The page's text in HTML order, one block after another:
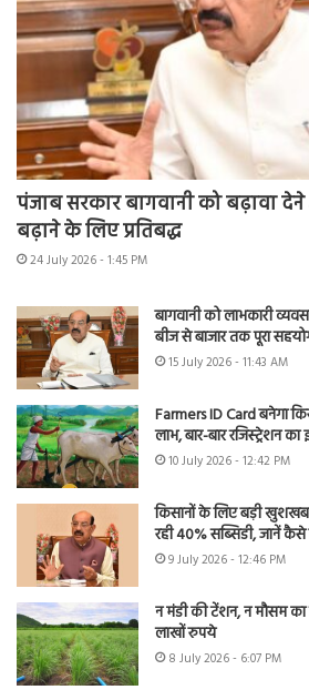
पंजाब सरकार बागवानी को बढ़ावा
बढ़ाने के लिए प्रतिबद्ध
24 July 2026 - 1:45 PM
बागवानी को लाभकारी
बीज से बाजार तक पूरा
15 July 2026 - 11:43 AM
Farmers ID Card बनेगा
लाभ, बार-बार रजिस्ट्रेशन
10 July 2026 - 12:42 PM
किसानों के लिए बड़ी
रही 40% सब्सिडी, जानें
9 July 2026 - 12:46 PM
न मंडी की टेंशन, न मौसम
लाखों रुपये
8 July 2026 - 6:07 PM